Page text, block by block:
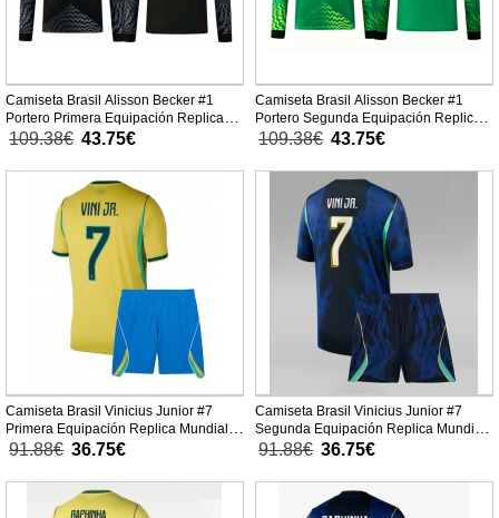
Camiseta Brasil Alisson Becker #1
Portero Primera Equipación Replica
Mundial 2026 para niños mangas
109.38€ 43.75€
Camiseta Brasil Alisson Becker #1
Portero Segunda Equipación Replica
Mundial 2026 para niños mangas
109.38€ 43.75€
Camiseta Brasil Vinicius Junior #7
Primera Equipación Replica Mundial
2026 para niños mangas cortas (+
91.88€ 36.75€
Camiseta Brasil Vinicius Junior #7
Segunda Equipación Replica Mundial
2026 para niños mangas cortas (+
91.88€ 36.75€